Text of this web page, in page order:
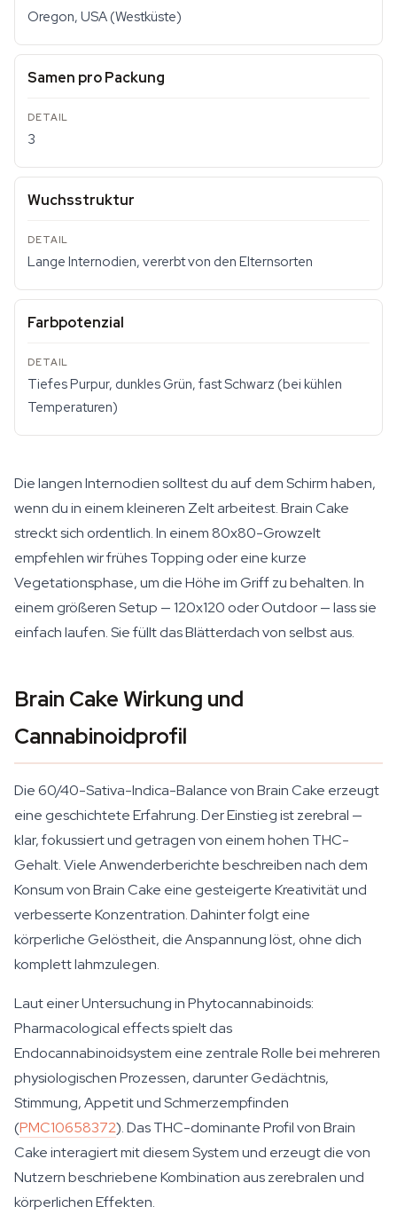
Oregon, USA (Westküste)
Samen pro Packung
3
Wuchsstruktur
Lange Internodien, vererbt von den Elternsorten
Farbpotenzial
Tiefes Purpur, dunkles Grün, fast Schwarz (bei kühlen
Temperaturen)
Die langen Internodien solltest du auf dem Schirm haben,
wenn du in einem kleineren Zelt arbeitest. Brain Cake
streckt sich ordentlich. In einem 80x80-Growzelt
empfehlen wir frühes Topping oder eine kurze
Vegetationsphase, um die Höhe im Griff zu behalten. In
einem größeren Setup — 120x120 oder Outdoor — lass sie
einfach laufen. Sie füllt das Blätterdach von selbst aus.
Brain Cake Wirkung und
Cannabinoidprofil
Die 60/40-Sativa-Indica-Balance von Brain Cake erzeugt
eine geschichtete Erfahrung. Der Einstieg ist zerebral —
klar, fokussiert und getragen von einem hohen THC-
Gehalt. Viele Anwenderberichte beschreiben nach dem
Konsum von Brain Cake eine gesteigerte Kreativität und
verbesserte Konzentration. Dahinter folgt eine
körperliche Gelöstheit, die Anspannung löst, ohne dich
komplett lahmzulegen.
Laut einer Untersuchung inPhytocannabinoids:
Pharmacological effectsspielt das
Endocannabinoidsystem eine zentrale Rolle bei mehreren
physiologischen Prozessen, darunter Gedächtnis,
Stimmung, Appetit und Schmerzempfinden
(PMC10658372). Das THC-dominante Profil von Brain
Cake interagiert mit diesem System und erzeugt die von
Nutzern beschriebene Kombination aus zerebralen und
körperlichen Effekten.